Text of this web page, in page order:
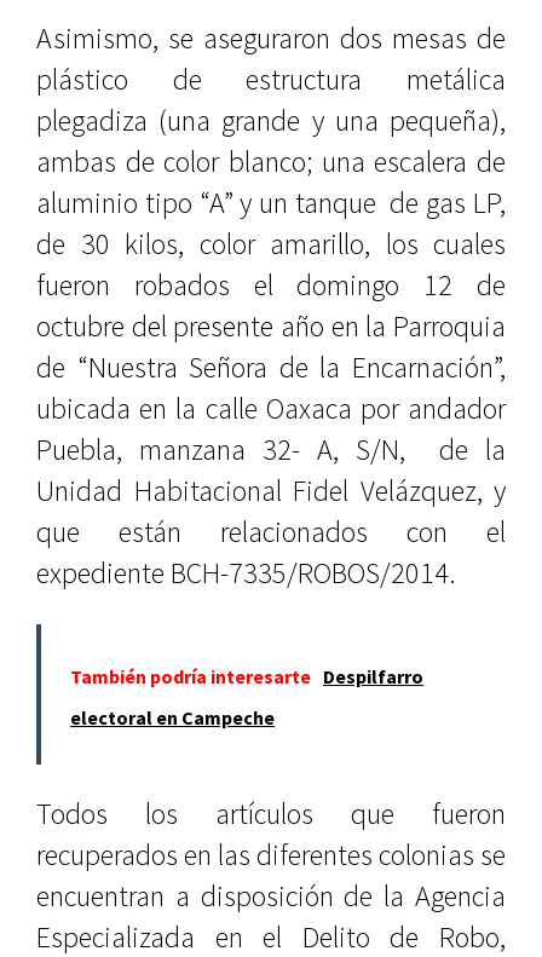
Asimismo, se aseguraron dos mesas de
plástico de estructura metálica
plegadiza (una grande y una pequeña),
ambas de color blanco; una escalera de
aluminio tipo “A” y un tanque de gas LP,
de 30 kilos, color amarillo, los cuales
fueron robados el domingo 12 de
octubre del presente año en la Parroquia
de “Nuestra Señora de la Encarnación”,
ubicada en la calle Oaxaca por andador
Puebla, manzana 32- A, S/N, de la
Unidad Habitacional Fidel Velázquez, y
que están relacionados con el
expediente BCH-7335/ROBOS/2014.
También podría interesarte Despilfarro
electoral en Campeche
Todos los artículos que fueron
recuperados en las diferentes colonias se
encuentran a disposición de la Agencia
Especializada en el Delito de Robo,